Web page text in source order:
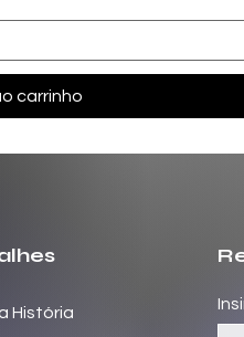
carrinho
História